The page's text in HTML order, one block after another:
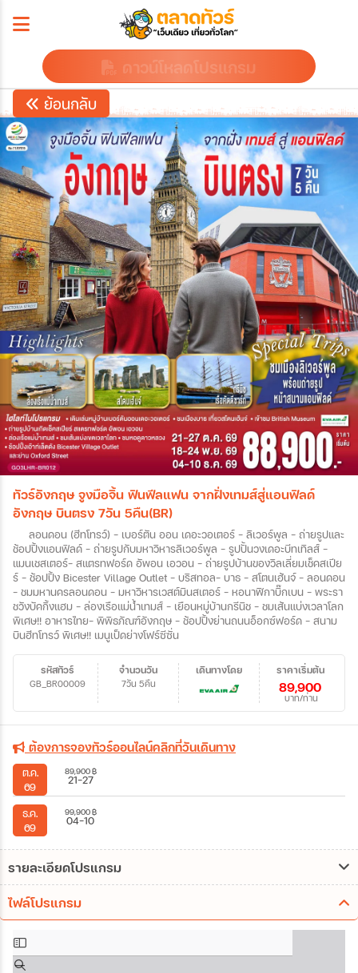
ดาวน์โหลดโปรแกรม
ย้อนกลับ
ทัวร์อังกฤษ จูงมือจิ้น ฟินฟีลแฟน จากฝั่งเทมส์สู่แอนฟิลด์
อังกฤษ บินตรง 7วัน 5คืน(BR)
ลอนดอน (ฮีทโทรว์) - เบอร์ตัน ออน เดอะวอเตอร์ - ลิเวอร์พูล - ถ่ายรูปและ
ช้อปปิ้งแอนฟิลด์ - ถ่ายรูปกับมหาวิหารลิเวอร์พูล - รูปปั้นวงเดอะบีทเทิลส์ -
แมนเชสเตอร์- สแตรทฟอร์ด อัพอน เอวอน – ถ่ายรูปบ้านของวิลเลี่ยมเช็คสเปีย
ร์ - ช้อปปิ้ง Bicester Village Outlet - บริสทอล- บาธ - สโตนเฮ้นจ์ - ลอนดอน
- ชมมหานครลอนดอน – มหาวิหารเวสต์มินสเตอร์ – หอนาฬิกาบิ๊กเบน - พระรา
ชวังบัคกิ้งแฮม – ล่องเรือแม่น้ำเทมส์ - เยือนหมู่บ้านกรีนิช – ชมเส้นแบ่งเวลาโลก
พิเศษ!! อาหารไทย- พิพิธภัณฑ์อังกฤษ – ช้อปปิ้งย่านถนนอ็อกซ์ฟอร์ด – สนาม
บินฮีทโทรว์ พิเศษ!! เมนูเป็ดย่างโฟร์ซีซั่น
รหัสทัวร์
GB_BR00009
จำนวนวัน
7วัน 5คืน
ราคาเริ่มต้น
89,900
บาท/ท่าน
เดินทางโดย
ต้องการจองทัวร์ออนไลน์คลิกที่วันเดินทาง
ต.ค.
69
89,900฿
21-27
ธ.ค.
69
99,900฿
04-10
รายละเอียดโปรแกรม
ไฟล์โปรแกรม